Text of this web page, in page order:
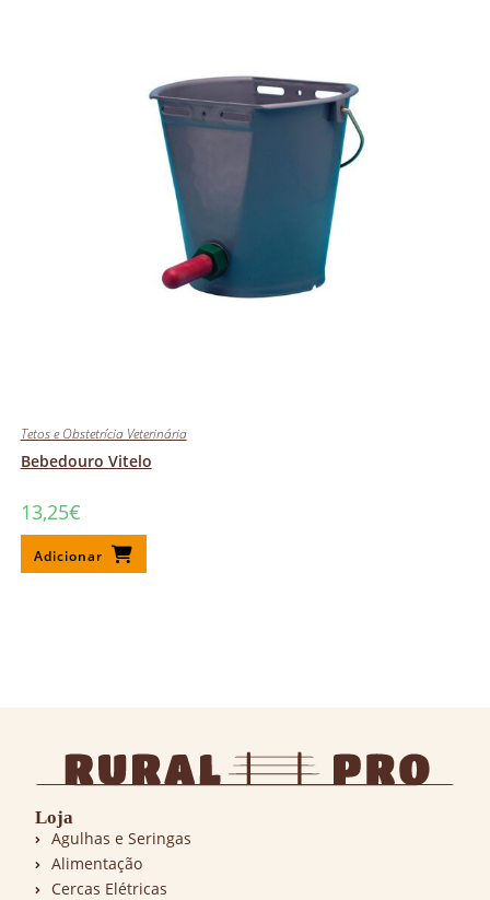
Tetos e Obstetrícia Veterinária
Bebedouro Vitelo
13,25€
Adicionar
Loja
Agulhas e Seringas
Alimentação
Cercas Elétricas